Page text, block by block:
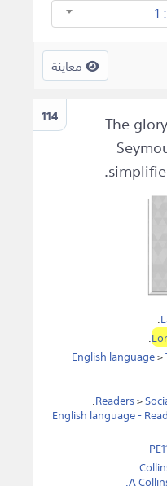
معاينة
114
The
.
.
English language>
Readers>
.
English language -
A